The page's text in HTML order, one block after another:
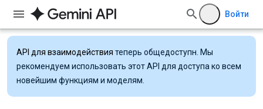
Войти
API для взаимодействия теперь общедоступн. Мы
рекомендуем использовать этот API для доступа ко всем
новейшим функциям и моделям.